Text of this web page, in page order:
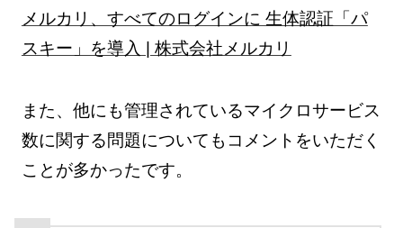
メルカリ、すべてのログインに 生体認証「パ
スキー」を導入 | 株式会社メルカリ
また、他にも管理されているマイクロサービス
数に関する問題についてもコメントをいただく
ことが多かったです。